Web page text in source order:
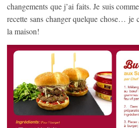
changements que j’ai faits. Je suis
recette sans changer quelque chose… je
la maison!